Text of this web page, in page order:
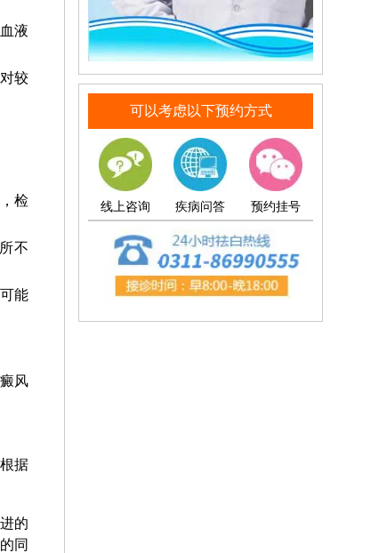
液
较
检
不
能
风
据
的
同
可以考虑以下预约方式
线上咨询 疾病问答 预约挂号